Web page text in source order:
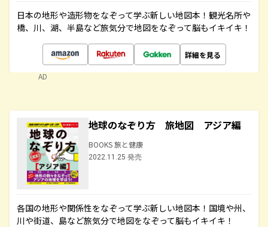
日本の地形や造形物をなぞって学ぶ新しい地図本！観光名所や
橋、川、湖、半島など旅気分で地図をなぞって脳もイキイキ！
詳細を見る
AD
地球のなぞり方 旅地図 アジア編
BOOKS 旅と健康
2022.11.25 発売
各国の地形や関係性をなぞって学ぶ新しい地図本！国境や州、
川や街道、島など旅気分で地図をなぞって脳もイキイキ！